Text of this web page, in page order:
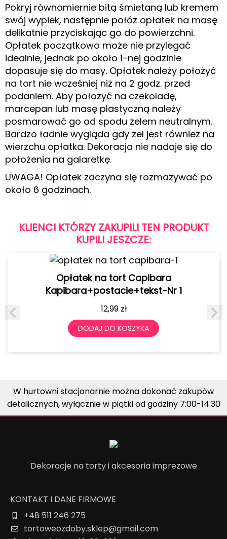
Pokryj równomiernie bitą śmietaną lub kremem
swój wypiek, następnie połóż opłatek na masę
delikatnie przyciskając go do powierzchni.
Opłatek początkowo może nie przylegać
idealnie, jednak po około 1-nej godzinie
dopasuje się do masy. Opłatek należy położyć
na tort nie wcześniej niż na 2 godz. przed
podaniem. Aby położyć na czekoladę,
marcepan lub masę plastyczną należy
posmarować go od spodu żelem neutralnym.
Bardzo ładnie wygląda gdy żel jest również na
wierzchu opłatka. Dekoracja nie nadaje się do
położenia na galaretkę.
UWAGA! Opłatek zaczyna się rozmazywać po
około 6 godzinach.
KLIENCI KTÓRZY ZAKUPILI TEN PRODUKT
KUPILI JESZCZE:
Opłatek na tort Capibara
Kapibara+postacie+tekst-Nr 1
12,99 zł
DODAJ DO KOSZYKA
W hurtowni stacjonarnie można dokonać zakupów
detalicznych, wyłącznie w piątki od godziny 7:00-14:30
Dekoracje na torty i akcesoria imprezowe
KONTAKT I DANE FIRMOWE
+48 511 246 275
tortoweozdoby.sklep@gmail.com